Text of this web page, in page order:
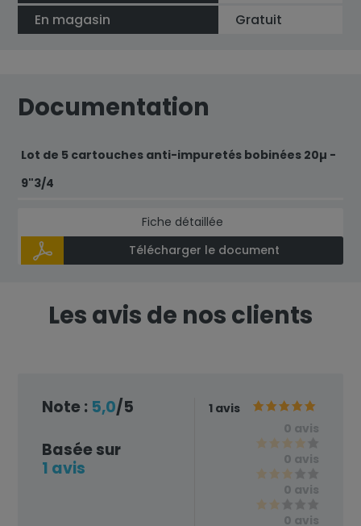
En magasin
Gratuit
Documentation
Lot de 5 cartouches anti-impuretés bobinées 20µ -
9"3/4
Fiche détaillée
Télécharger le document
Les avis de nos clients
Note : 5,0/5
Basée sur
1 avis
1 avis
0 avis
0 avis
0 avis
0 avis